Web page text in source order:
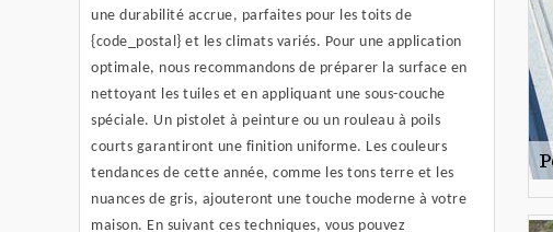
une durabilité accrue, parfaites pour les toits de
{code_postal} et les climats variés. Pour une application
optimale, nous recommandons de préparer la surface en
nettoyant les tuiles et en appliquant une sous-couche
spéciale. Un pistolet à peinture ou un rouleau à poils
courts garantiront une finition uniforme. Les couleurs
tendances de cette année, comme les tons terre et les
nuances de gris, ajouteront une touche moderne à votre
maison. En suivant ces techniques, vous pouvez